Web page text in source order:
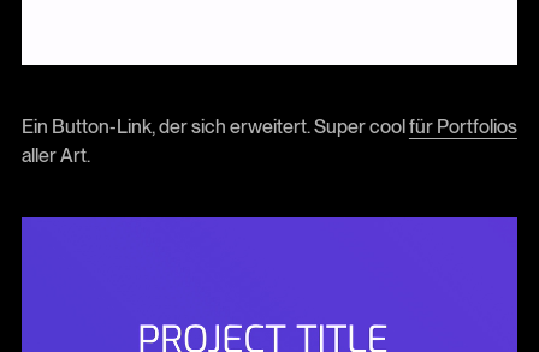
Ein Button-Link, der sich erweitert. Super coolfür Portfolios
aller Art.